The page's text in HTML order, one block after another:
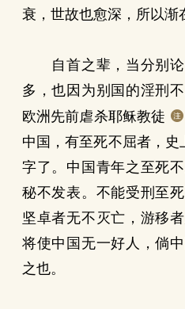
衰，世故也愈深，所以渐
自首之辈，当分别论
多，也因为别国的淫刑
欧洲先前虐杀耶稣教徒
中国，有至死不屈者，史
字了。中国青年之至死
秘不发表。不能受刑至
坚卓者无不灭亡，游移
将使中国无一好人，倘
之也。